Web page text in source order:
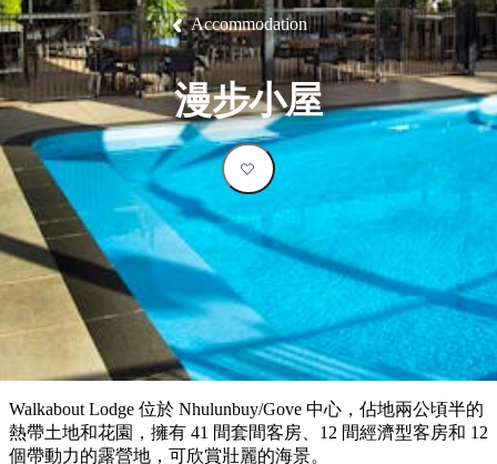
必
訪
景
點
最
受
歡
迎
目
的
地
內
陸
和
戶
外
島地
溫
泉
池
家
公
園
理
石
保
護
區
馬
古
克
瀑
克
唐
納
國
家
公
園
必
玩
活
動
體
驗
旅
客
類
型
推
薦
榜
單
魚游
華
野
營
自
駕
遊
規
劃
和
預
訂
用
資
訊
Accommodation
漫步小屋
Walkabout Lodge 位於 Nhulunbuy/Gove 中心，佔地兩公頃半的
熱帶土地和花園，擁有 41 間套間客房、12 間經濟型客房和 12
個帶動力的露營地，可欣賞壯麗的海景。